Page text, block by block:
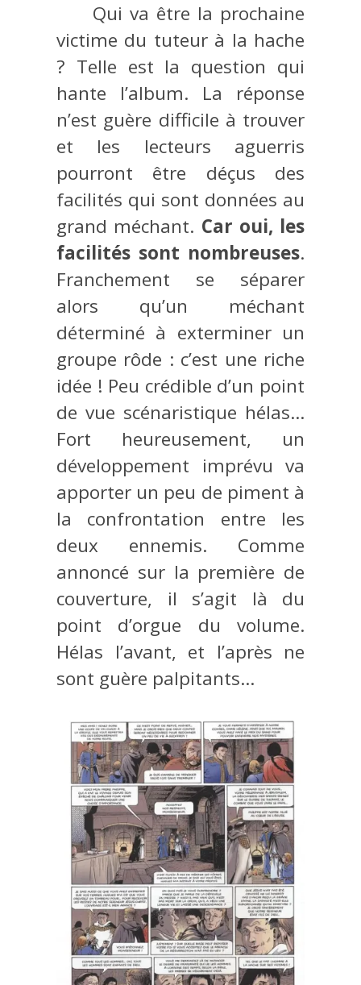
Qui va être la prochaine
victime du tuteur à la hache
? Telle est la question qui
hante l’album. La réponse
n’est guère difficile à trouver
et les lecteurs aguerris
pourront être déçus des
facilités qui sont données au
grand méchant. Car oui, les
facilités sont nombreuses.
Franchement se séparer
alors qu’un méchant
déterminé à exterminer un
groupe rôde : c’est une riche
idée ! Peu crédible d’un point
de vue scénaristique hélas…
Fort heureusement, un
développement imprévu va
apporter un peu de piment à
la confrontation entre les
deux ennemis. Comme
annoncé sur la première de
couverture, il s’agit là du
point d’orgue du volume.
Hélas l’avant, et l’après ne
sont guère palpitants…